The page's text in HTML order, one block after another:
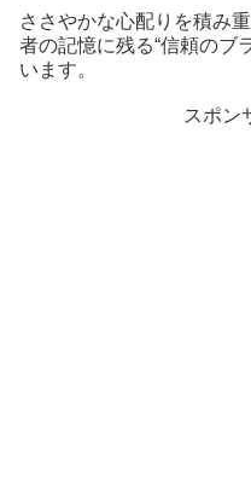
ささやかな心配りを積み
者の記憶に残る“信頼のブ
います。
スポン